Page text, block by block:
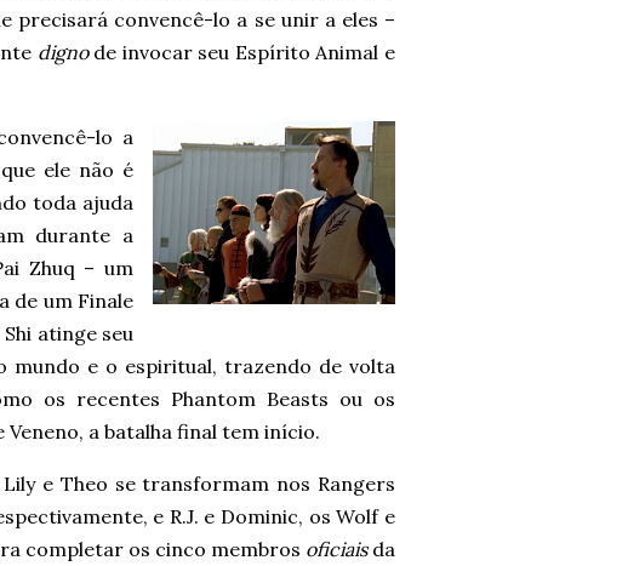
precisará convencê-lo a se unir a eles –
dignode invocar seu Espírito Animal e
lo a
ele não é
toda ajuda
durante a
Zhuq – um
de um Finale
atinge seu
mundo e o espiritual, trazendo de volta
os recentes Phantom Beasts ou os
a batalha final tem início.
e Theo se transformam nos Rangers
e R.J. e Dominic, os Wolf e
completar os cinco membros oficiaisda